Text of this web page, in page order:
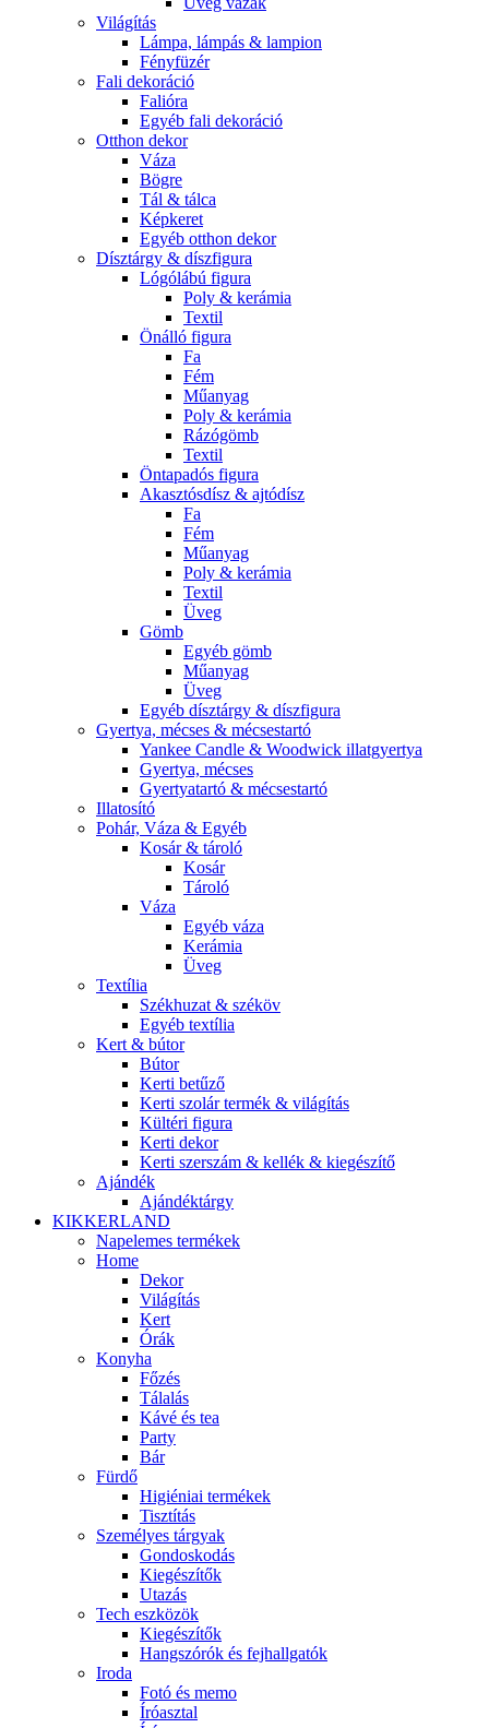
Világítás
Lámpa, lámpás & lampion
Fényfüzér
Fali dekoráció
Falióra
Egyéb fali dekoráció
Otthon dekor
Váza
Bögre
Tál & tálca
Képkeret
Egyéb otthon dekor
Dísztárgy & díszfigura
Lógólábú figura
Poly & kerámia
Textil
Önálló figura
Fa
Fém
Műanyag
Poly & kerámia
Rázógömb
Textil
Öntapadós figura
Akasztósdísz & ajtódísz
Fa
Fém
Műanyag
Poly & kerámia
Textil
Üveg
Gömb
Egyéb gömb
Műanyag
Üveg
Egyéb dísztárgy & díszfigura
Gyertya, mécses & mécsestartó
Yankee Candle & Woodwick illatgyertya
Gyertya, mécses
Gyertyatartó & mécsestartó
Illatosító
Pohár, Váza & Egyéb
Kosár & tároló
Kosár
Tároló
Váza
Egyéb váza
Kerámia
Üveg
Textília
Székhuzat & széköv
Egyéb textília
Kert & bútor
Bútor
Kerti betűző
Kerti szolár termék & világítás
Kültéri figura
Kerti dekor
Kerti szerszám & kellék & kiegészítő
Ajándék
Ajándéktárgy
KIKKERLAND
Napelemes termékek
Home
Dekor
Világítás
Kert
Órák
Konyha
Főzés
Tálalás
Kávé és tea
Party
Bár
Fürdő
Higiéniai termékek
Tisztítás
Személyes tárgyak
Gondoskodás
Kiegészítők
Utazás
Tech eszközök
Kiegészítők
Hangszórók és fejhallgatók
Iroda
Fotó és memo
Íróasztal